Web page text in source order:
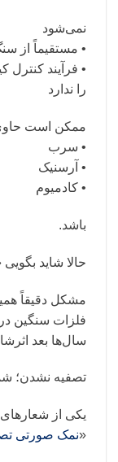
نمی‌شود
• مستقیماً از
• فرآیند کنترل
را ندارد
ممکن است
• سرب
• آرسنیک
• کادمیوم
باشد.
حالا شاید
مشکل دقیقاً
فلزات سنگین
سال‌ها بعد
تصفیه نشدن؛
یکی از
«نمک صورتی